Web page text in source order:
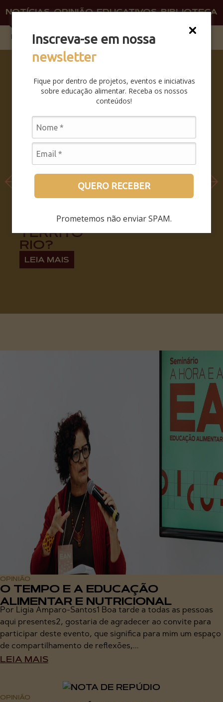
Inscreva-se em nossa
newsletter
Fique por dentro de projetos, eventos e iniciativas
sobre educação alimentar. Receba os nossos
conteúdos!
QUERO RECEBER
Prometemos não enviar SPAM.
NOTÍCIAS OPINIÃO EDUCATIVOS BIBLIOTECA
COMO
SER E
NÃO SER
PERMANE
CER
SENDO,
QUANDO
O MUNDO
INTEIRO
PASSA A
HABITAR
DO SEU
TERRITÓ
RIO?
LEIA MAIS
OPINIÃO
O TEMPO E A EDUCAÇÃO
ALIMENTAR E NUTRICIONAL
Por Ligia Amparo-Santos1 Boa tarde a todas as pessoas
aqui presentes2, gostaria de agradecer ao convite para
participar deste evento, que significa para mim um espaço
de compartilhamento de reflexões,...
LEIA MAIS
OPINIÃO